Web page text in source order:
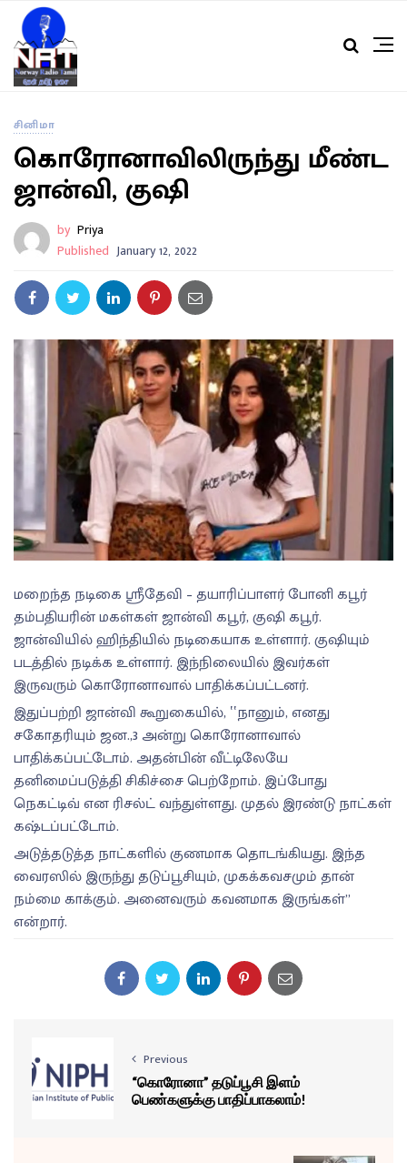
சினிமா
கொரோனாவிலிருந்து மீண்ட
ஜான்வி, குஷி
by Priya
Published January 12, 2022
மறைந்த நடிகை ஸ்ரீதேவி – தயாரிப்பாளர் போனி கபூர்
தம்பதியரின் மகள்கள் ஜான்வி கபூர், குஷி கபூர்.
ஜான்வியில் ஹிந்தியில் நடிகையாக உள்ளார். குஷியும்
படத்தில் நடிக்க உள்ளார். இந்நிலையில் இவர்கள்
இருவரும் கொரோனாவால் பாதிக்கப்பட்டனர்.
இதுப்பற்றி ஜான்வி கூறுகையில், ‛‛நானும், எனது
சகோதரியும் ஜன.,3 அன்று கொரோனாவால்
பாதிக்கப்பட்டோம். அதன்பின் வீட்டிலேயே
தனிமைப்படுத்தி சிகிச்சை பெற்றோம். இப்போது
நெகட்டிவ் என ரிசல்ட் வந்துள்ளது. முதல் இரண்டு நாட்கள்
கஷ்டப்பட்டோம்.
அடுத்தடுத்த நாட்களில் குணமாக தொடங்கியது. இந்த
வைரஸில் இருந்து தடுப்பூசியும், முகக்கவசமும் தான்
நம்மை காக்கும். அனைவரும் கவனமாக இருங்கள்”
என்றார்.
Previous
“கொரோனா” தடுப்பூசி இளம்
பெண்களுக்கு பாதிப்பாகலாம்!